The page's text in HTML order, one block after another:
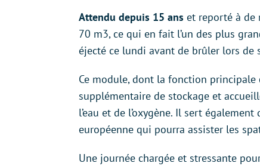
Attendu depuis 15 ans et reporté à de
70 m3, ce qui en fait l’un des plus
éjecté ce lundi avant de brûler lors de
Ce module, dont la fonction
supplémentaire de stockage et
l’eau et de l’oxygène. Il sert également
européenne qui pourra assister les
Une journée chargée et stressante